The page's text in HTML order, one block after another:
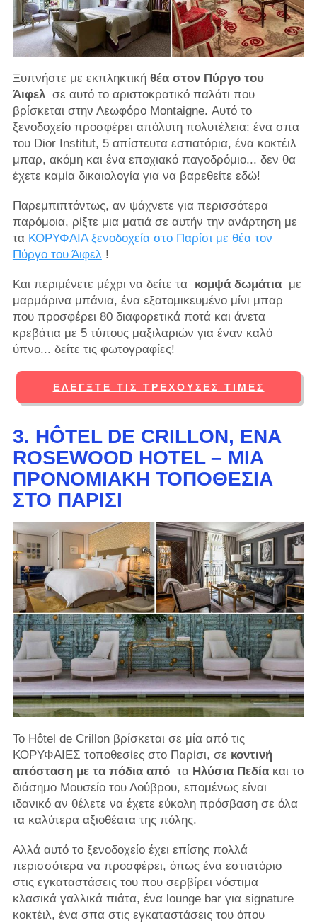
Ξυπνήστε με εκπληκτική θέα στον Πύργο του
Άιφελσε αυτό το αριστοκρατικό παλάτι που
βρίσκεται στην Λεωφόρο Montaigne. Αυτό το
ξενοδοχείο προσφέρει απόλυτη πολυτέλεια: ένα σπα
του Dior Institut, 5 απίστευτα εστιατόρια, ένα κοκτέιλ
μπαρ, ακόμη και ένα εποχιακό παγοδρόμιο... δεν θα
έχετε καμία δικαιολογία για να βαρεθείτε εδώ!
Παρεμπιπτόντως, αν ψάχνετε για περισσότερα
παρόμοια, ρίξτε μια ματιά σε αυτήν την ανάρτηση με
τα ΚΟΡΥΦΑΙΑ ξενοδοχεία στο Παρίσι με θέα τον
Πύργο του Άιφελ!
Και περιμένετε μέχρι να δείτε τα κομψά δωμάτιαμε
μαρμάρινα μπάνια, ένα εξατομικευμένο μίνι μπαρ
που προσφέρει 80 διαφορετικά ποτά και άνετα
κρεβάτια με 5 τύπους μαξιλαριών για έναν καλό
ύπνο... δείτε τις φωτογραφίες!
ΕΛΈΓΞΤΕ ΤΙΣ ΤΡΈΧΟΥΣΕΣ ΤΙΜΈΣ
3. HÔTEL DE CRILLON, ΈΝΑ
ROSEWOOD HOTEL – ΜΙΑ
ΠΡΟΝΟΜΙΑΚΉ ΤΟΠΟΘΕΣΊΑ
ΣΤΟ ΠΑΡΊΣΙ
Το Hôtel de Crillon βρίσκεται σε μία από τις
ΚΟΡΥΦΑΙΕΣ τοποθεσίες στο Παρίσι, σε κοντινή
απόσταση με τα πόδια απότα Ηλύσια Πεδίακαι το
διάσημο Μουσείο του Λούβρου, επομένως είναι
ιδανικό αν θέλετε να έχετε εύκολη πρόσβαση σε όλα
τα καλύτερα αξιοθέατα της πόλης.
Αλλά αυτό το ξενοδοχείο έχει επίσης πολλά
περισσότερα να προσφέρει, όπως ένα εστιατόριο
στις εγκαταστάσεις του που σερβίρει νόστιμα
κλασικά γαλλικά πιάτα, ένα lounge bar για signature
κοκτέιλ, ένα σπα στις εγκαταστάσεις του όπου